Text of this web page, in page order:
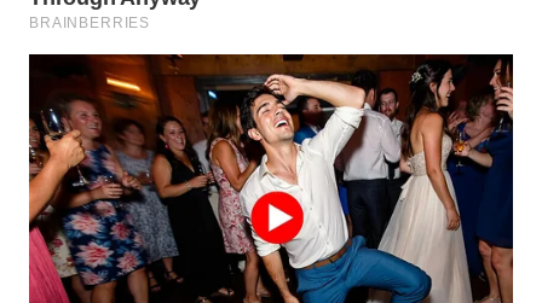
KONSUMEN
WAHANA
LISTRIK
WAHANA
TRAVEL
WAHANA
TV